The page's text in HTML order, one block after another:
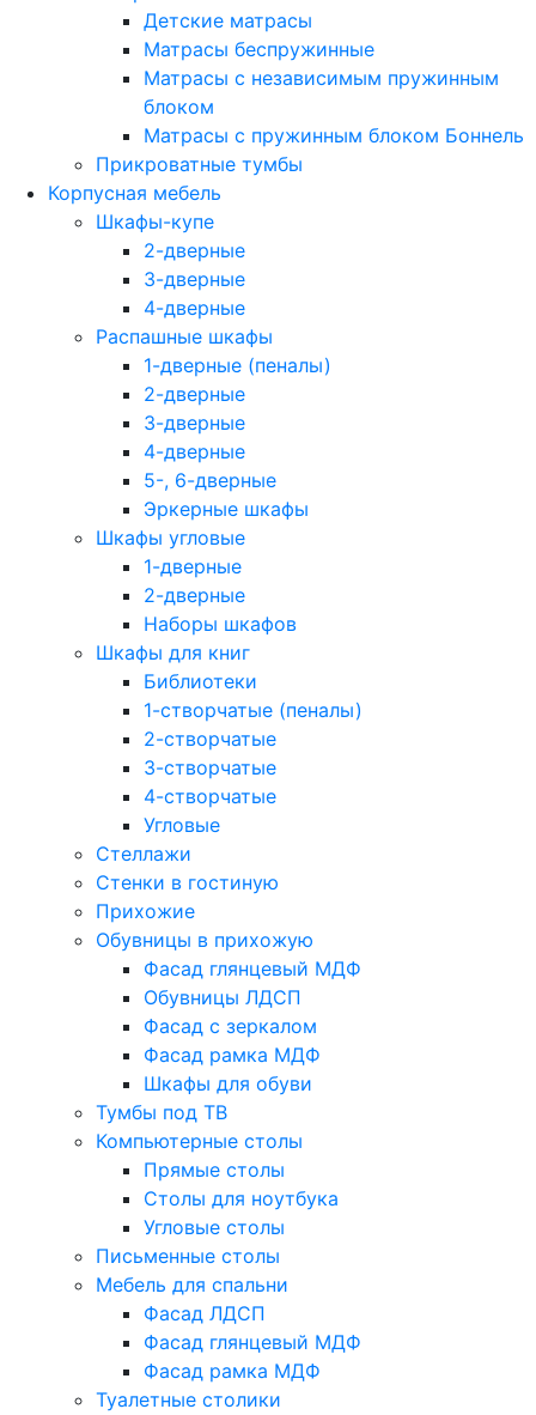
Детские матрасы
Матрасы беспружинные
Матрасы с независимым пружинным
блоком
Матрасы с пружинным блоком Боннель
Прикроватные тумбы
Корпусная мебель
Шкафы-купе
2-дверные
3-дверные
4-дверные
Распашные шкафы
1-дверные (пеналы)
2-дверные
3-дверные
4-дверные
5-, 6-дверные
Эркерные шкафы
Шкафы угловые
1-дверные
2-дверные
Наборы шкафов
Шкафы для книг
Библиотеки
1-створчатые (пеналы)
2-створчатые
3-створчатые
4-створчатые
Угловые
Стеллажи
Стенки в гостиную
Прихожие
Обувницы в прихожую
Фасад глянцевый МДФ
Обувницы ЛДСП
Фасад с зеркалом
Фасад рамка МДФ
Шкафы для обуви
Тумбы под ТВ
Компьютерные столы
Прямые столы
Столы для ноутбука
Угловые столы
Письменные столы
Мебель для спальни
Фасад ЛДСП
Фасад глянцевый МДФ
Фасад рамка МДФ
Туалетные столики